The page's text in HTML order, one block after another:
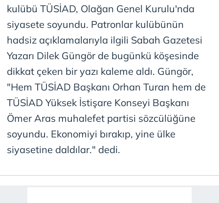
kulübü TÜSİAD, Olağan Genel Kurulu'nda
siyasete soyundu. Patronlar kulübünün
hadsiz açıklamalarıyla ilgili Sabah Gazetesi
Yazarı Dilek Güngör de bugünkü köşesinde
dikkat çeken bir yazı kaleme aldı. Güngör,
"Hem TÜSİAD Başkanı Orhan Turan hem de
TÜSİAD Yüksek İstişare Konseyi Başkanı
Ömer Aras muhalefet partisi sözcülüğüne
soyundu. Ekonomiyi bırakıp, yine ülke
siyasetine daldılar." dedi.